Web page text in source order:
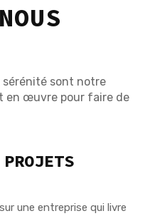
sont notre
en œuvre pour faire de
une entreprise qui livre